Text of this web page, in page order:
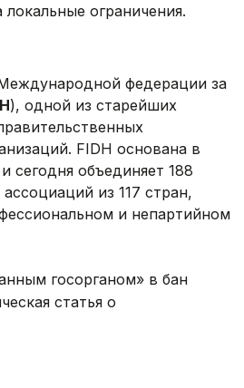
ограничения.
федерации за
), одной из старейших
FIDH основана в
сегодня объединяет 188
из 117 стран,
и непартийном
госорганом» в бан
статья о